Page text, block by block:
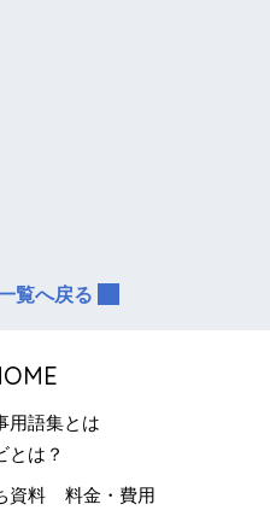
覧へ戻る
用語集とは
とは？
資料 料金・費用